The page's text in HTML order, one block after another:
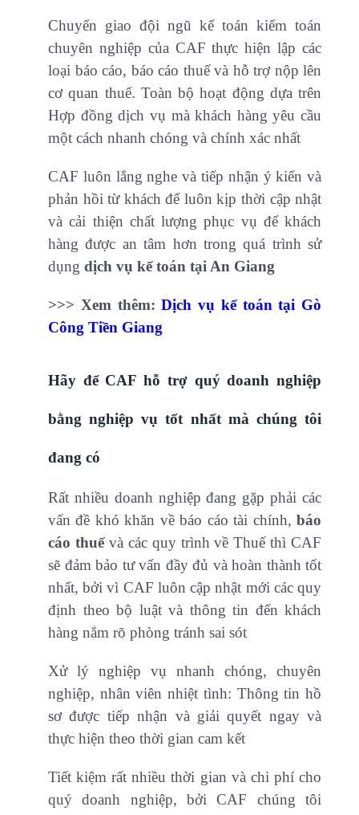
Chuyển giao đội ngũ kế toán kiểm toán
chuyên nghiệp của CAF thực hiện lập các
loại báo cáo, báo cáo thuế và hỗ trợ nộp lên
cơ quan thuế. Toàn bộ hoạt động dựa trên
Hợp đồng dịch vụ mà khách hàng yêu cầu
một cách nhanh chóng và chính xác nhất
CAF luôn lắng nghe và tiếp nhận ý kiến và
phản hồi từ khách để luôn kịp thời cập nhật
và cải thiện chất lượng phục vụ để khách
hàng được an tâm hơn trong quá trình sử
dụng dịch vụ kế toán tại An Giang
>>> Xem thêm:Dịch vụ kế toán tại Gò
Công Tiền Giang
Hãy để CAF hỗ trợ quý doanh nghiệp
bằng nghiệp vụ tốt nhất mà chúng tôi
đang có
Rất nhiều doanh nghiệp đang gặp phải các
vấn đề khó khăn về báo cáo tài chính,báo
cáo thuếvà các quy trình về Thuế thì CAF
sẽ đảm bảo tư vấn đầy đủ và hoàn thành tốt
nhất, bởi vì CAF luôn cập nhật mới các quy
định theo bộ luật và thông tin đến khách
hàng nắm rõ phòng tránh sai sót
Xử lý nghiệp vụ nhanh chóng, chuyên
nghiệp, nhân viên nhiệt tình: Thông tin hồ
sơ được tiếp nhận và giải quyết ngay và
thực hiện theo thời gian cam kết
Tiết kiệm rất nhiều thời gian và chi phí cho
quý doanh nghiệp, bởi CAF chúng tôi